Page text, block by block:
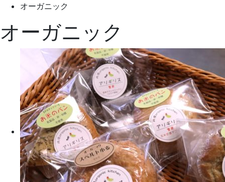
オーガニック
オーガニック